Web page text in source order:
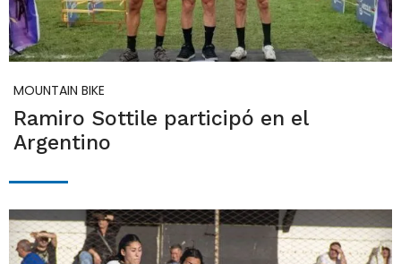
MOUNTAIN BIKE
Ramiro Sottile participó en el
Argentino